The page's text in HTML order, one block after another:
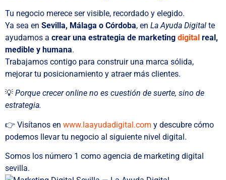
Tu negocio merece ser visible, recordado y elegido.
Ya sea en Sevilla, Málaga o Córdoba, en La Ayuda Digital te
ayudamos a crear una estrategia de marketing digital real,
medible y humana.
Trabajamos contigo para construir una marca sólida,
mejorar tu posicionamiento y atraer más clientes.
💡 Porque crecer online no es cuestión de suerte, sino de
estrategia.
👉 Visítanos en www.laayudadigital.com y descubre cómo
podemos llevar tu negocio al siguiente nivel digital.
Somos los número 1 como agencia de marketing digital
sevilla.